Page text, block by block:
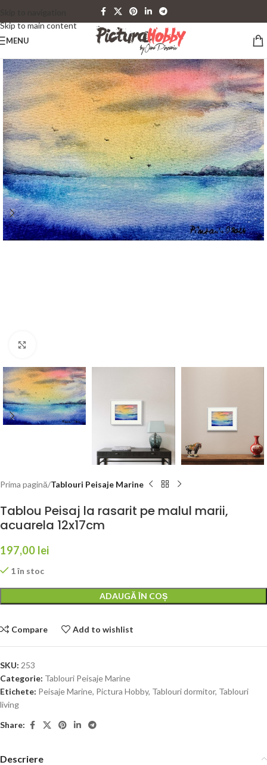
Skip to main content
MENU
Prima pagină Tablouri Peisaje Marine
Tablou Peisaj la rasarit pe malul marii,
acuarela 12x17cm
197,00 lei
1 în stoc
ADAUGĂ ÎN COȘ
Compare Add to wishlist
SKU: 253
Categorie: Tablouri Peisaje Marine
Etichete: Peisaje Marine, Pictura Hobby, Tablouri dormitor, Tablouri
living
Share:
Descriere